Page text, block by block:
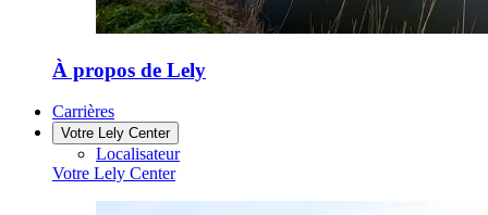
À propos de Lely
Carrières
Votre Lely Center
Localisateur
Votre Lely Center